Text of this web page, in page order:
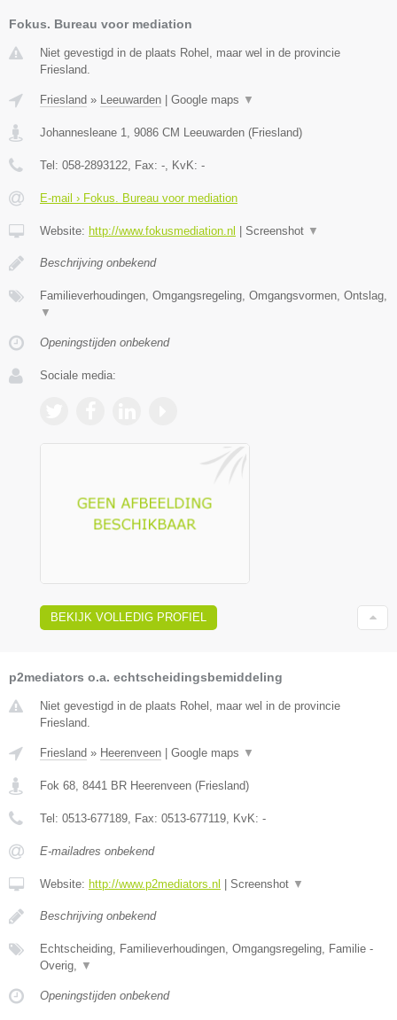
Fokus. Bureau voor mediation
Niet gevestigd in de plaats Rohel, maar wel in de provincie
Friesland.
Friesland » Leeuwarden Google maps ▼
Johannesleane 1 9086 CM Leeuwarden (Friesland)
Tel: 058-2893122 , Fax: - , KvK: -
E-mail › Fokus. Bureau voor mediation
Website: http://www.fokusmediation.nl Screenshot ▼
Beschrijving onbekend
Familieverhoudingen, Omgangsregeling, Omgangsvormen, Ontslag,
▼
Openingstijden onbekend
Sociale media:
BEKIJK VOLLEDIG PROFIEL
p2mediators o.a. echtscheidingsbemiddeling
Niet gevestigd in de plaats Rohel, maar wel in de provincie
Friesland.
Friesland » Heerenveen | Google maps ▼
Fok 68 8441 BR Heerenveen (Friesland)
Tel: 0513-677189 , Fax: 0513-677119 , KvK: -
E-mailadres onbekend
Website: http://www.p2mediators.nl | Screenshot ▼
Beschrijving onbekend
Echtscheiding, Familieverhoudingen, Omgangsregeling, Familie -
Overig,
▼
Openingstijden onbekend